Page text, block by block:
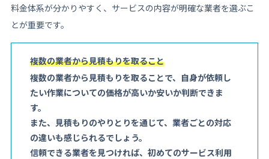
料金体系が分かりやすく、サービスの内容が明確な業者を選ぶこ
とが重要です。
複数の業者から見積もりを取ること
複数の業者から見積もりを取ることで、自身が依頼し
たい作業についての価格が高いか安いか判断できま
す。
また、見積もりのやりとりを通じて、業者ごとの対応
の違いも感じられるでしょう。
信頼できる業者を見つければ、初めてのサービス利用